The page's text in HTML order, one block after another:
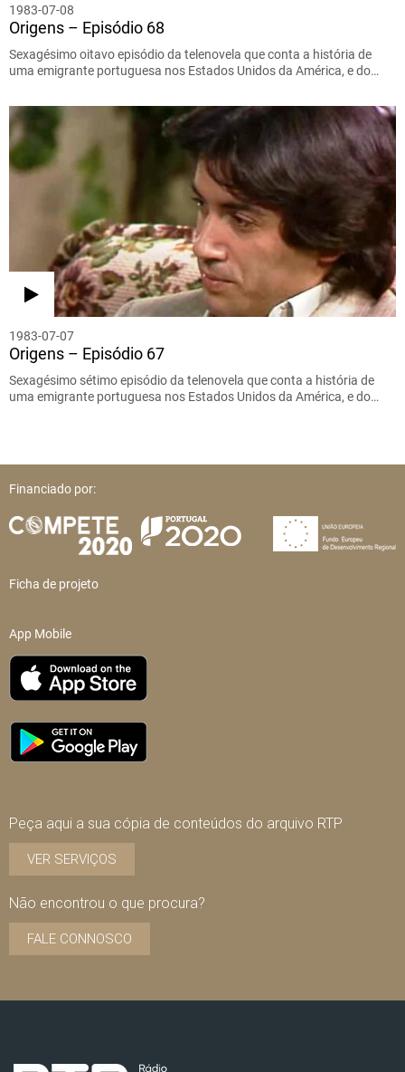
1983-07-08
Origens – Episódio 68
Sexagésimo oitavo episódio da telenovela que conta a história de
uma emigrante portuguesa nos Estados Unidos da América, e do…
1983-07-07
Origens – Episódio 67
Sexagésimo sétimo episódio da telenovela que conta a história de
uma emigrante portuguesa nos Estados Unidos da América, e do…
Financiado por:
Ficha de projeto
App Mobile
Peça aqui a sua cópia de conteúdos do arquivo RTP
VER SERVIÇOS
Não encontrou o que procura?
FALE CONNOSCO